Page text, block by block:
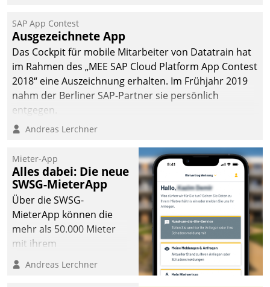
SAP App Contest
Ausgezeichnete App
Das Cockpit für mobile Mitarbeiter von Datatrain hat
im Rahmen des „MEE SAP Cloud Platform App Contest
2018“ eine Auszeichnung erhalten. Im Frühjahr 2019
nahm der Berliner SAP-Partner sie persönlich
entgegen.
Andreas Lerchner
Mieter-App
Alles dabei: Die neue
SWSG-MieterApp
Über die SWSG-
MieterApp können die
mehr als 50.000 Mieter
mit ihrem
Wohnungsunternehmen
kommunizieren, auf dem
Andreas Lerchner